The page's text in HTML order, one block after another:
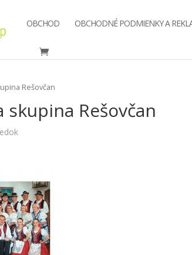
OBCHOD OBCHODNÉ PODMIENKY A
Rešovčan
skupina Rešovčan